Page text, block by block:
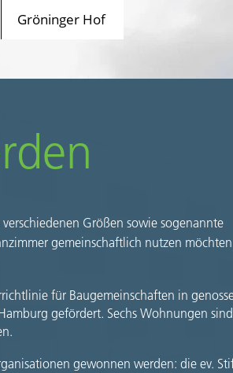
Gröninger Hof
Größen sowie sogenannte
gemeinschaftlich nutzen
für Baugemeinschaften in
gefördert. Sechs Wohnungen
gewonnen werden: die ev.